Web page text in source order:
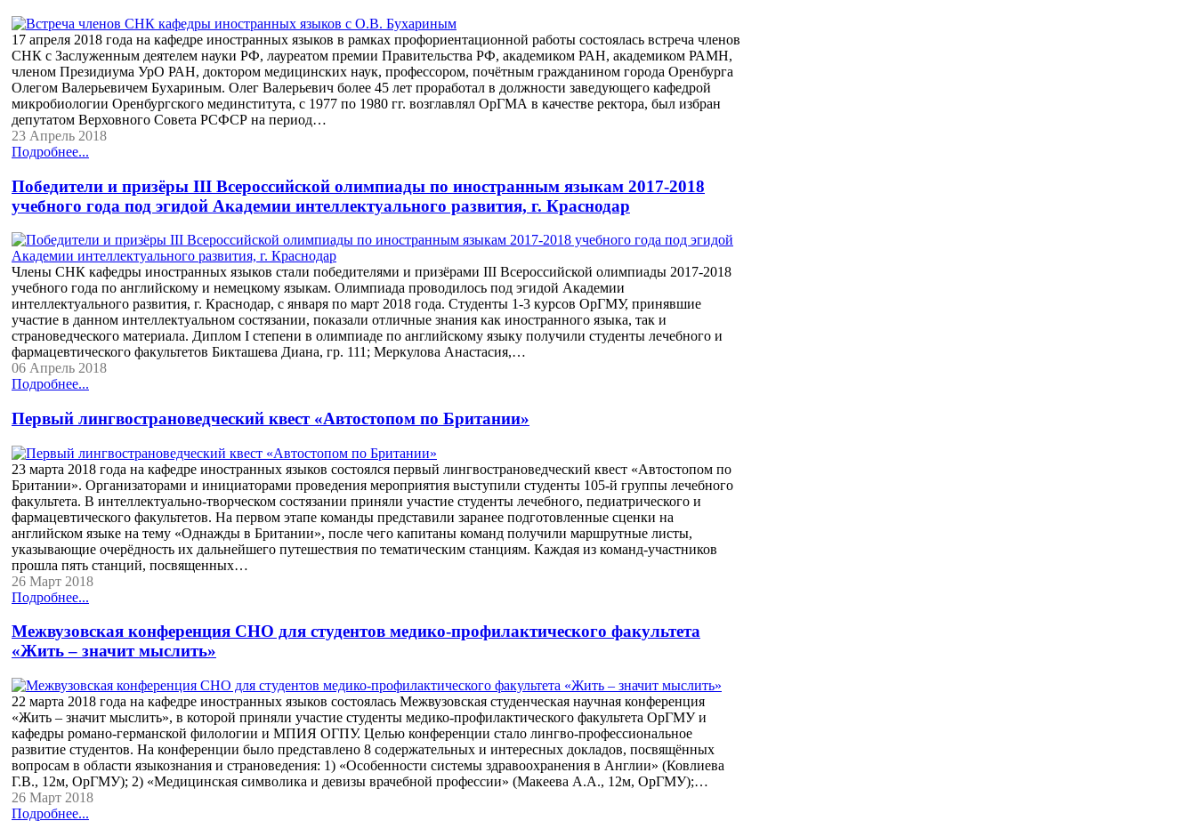
17 апреля 2018 года на кафедре иностранных языков в рамках профориентационной работы состоялась встреча членов
СНК с Заслуженным деятелем науки РФ, лауреатом премии Правительства РФ, академиком РАН, академиком РАМН,
членом Президиума УрО РАН, доктором медицинских наук, профессором, почётным гражданином города Оренбурга
Олегом Валерьевичем Бухариным. Олег Валерьевич более 45 лет проработал в должности заведующего кафедрой
микробиологии Оренбургского мединститута, с 1977 по 1980 гг. возглавлял ОрГМА в качестве ректора, был избран
депутатом Верховного Совета РСФСР на период…
23 Апрель 2018
Подробнее...
Победители и призёры III Всероссийской олимпиады по иностранным языкам 2017-2018
учебного года под эгидой Академии интеллектуального развития, г. Краснодар
Члены СНК кафедры иностранных языков стали победителями и призёрами III Всероссийской олимпиады 2017-2018
учебного года по английскому и немецкому языкам. Олимпиада проводилось под эгидой Академии
интеллектуального развития, г. Краснодар, с января по март 2018 года. Студенты 1-3 курсов ОрГМУ, принявшие
участие в данном интеллектуальном состязании, показали отличные знания как иностранного языка, так и
страноведческого материала. Диплом I степени в олимпиаде по английскому языку получили студенты лечебного и
фармацевтического факультетов Бикташева Диана, гр. 111; Меркулова Анастасия,…
06 Апрель 2018
Подробнее...
Первый лингвострановедческий квест «Автостопом по Британии»
23 марта 2018 года на кафедре иностранных языков состоялся первый лингвострановедческий квест «Автостопом по
Британии». Организаторами и инициаторами проведения мероприятия выступили студенты 105-й группы лечебного
факультета. В интеллектуально-творческом состязании приняли участие студенты лечебного, педиатрического и
фармацевтического факультетов. На первом этапе команды представили заранее подготовленные сценки на
английском языке на тему «Однажды в Британии», после чего капитаны команд получили маршрутные листы,
указывающие очерёдность их дальнейшего путешествия по тематическим станциям. Каждая из команд-участников
прошла пять станций, посвященных…
26 Март 2018
Подробнее...
Межвузовская конференция СНО для студентов медико-профилактического факультета
«Жить – значит мыслить»
22 марта 2018 года на кафедре иностранных языков состоялась Межвузовская студенческая научная конференция
«Жить – значит мыслить», в которой приняли участие студенты медико-профилактического факультета ОрГМУ и
кафедры романо-германской филологии и МПИЯ ОГПУ. Целью конференции стало лингво-профессиональное
развитие студентов. На конференции было представлено 8 содержательных и интересных докладов, посвящённых
вопросам в области языкознания и страноведения: 1) «Особенности системы здравоохранения в Англии» (Ковлиева
Г.В., 12м, ОрГМУ); 2) «Медицинская символика и девизы врачебной профессии» (Макеева А.А., 12м, ОрГМУ);…
26 Март 2018
Подробнее...